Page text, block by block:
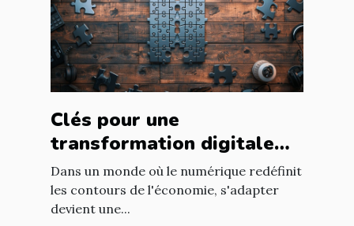
Clés pour une
transformation digitale
réussie dans les PME
Dans un monde où le numérique redéfinit
les contours de l'économie, s'adapter
devient une...